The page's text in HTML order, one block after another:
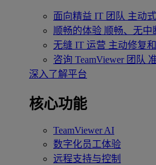
面向精益 IT 团队 主动
顺畅的体验 顺畅、无中
无缝 IT 运营 主动修复
咨询 TeamViewer 团队
深入了解平台
核心功能
TeamViewer AI
数字化员工体验
远程支持与控制